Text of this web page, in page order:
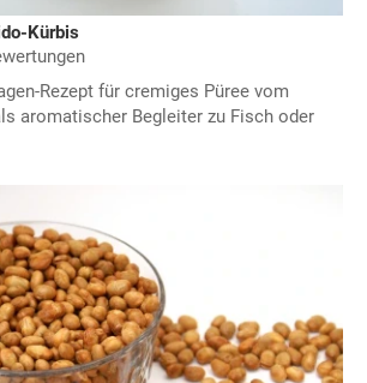
Kürbis
Rezept für cremiges Püree vom
aromatischer Begleiter zu Fisch oder